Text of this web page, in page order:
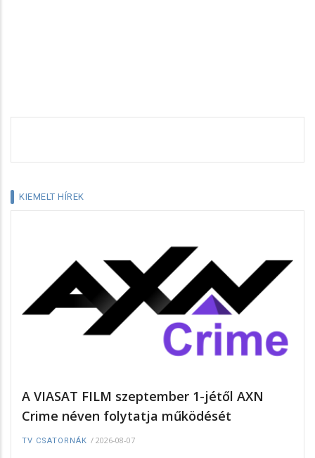
KIEMELT HÍREK
A VIASAT FILM szeptember 1-jétől AXN
Crime néven folytatja működését
TV CSATORNÁK / 2026-08-07